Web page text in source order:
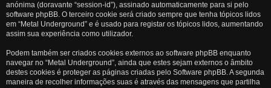
anónima (doravante “session-id”), assinado automaticamente para si pelo
software phpBB. O terceiro cookie será criado sempre que tenha tópicos lidos
em “Metal Underground” e é usado para registar os tópicos lidos, aumentando
assim sua experiência como utilizador.
Podem também ser criados cookies externos ao software phpBB enquanto
navegar no “Metal Underground”, ainda que estes sejam externos o âmbito
destes cookies é proteger as páginas criadas pelo Software phpBB. A segunda
maneira de recolher informações suas é através das mensagens que partilha